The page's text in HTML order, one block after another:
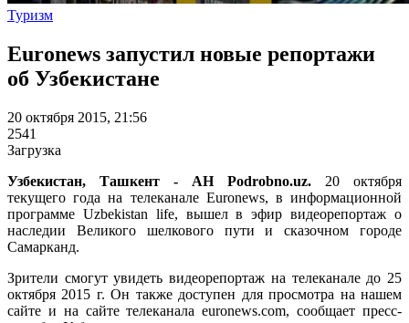
Туризм
Euronews запустил новые репортажи
об Узбекистане
20 октября 2015, 21:56
2541
Загрузка
Узбекистан, Ташкент - АН Podrobno.uz. 20 октября
текущего года на телеканале Euronews, в информационной
программе Uzbekistan life, вышел в эфир видеорепортаж о
наследии Великого шелкового пути и сказочном городе
Самарканд.
Зрители смогут увидеть видеорепортаж на телеканале до 25
октября 2015 г. Он также доступен для просмотра на нашем
сайте и на сайте телеканала euronews.com, сообщает пресс-